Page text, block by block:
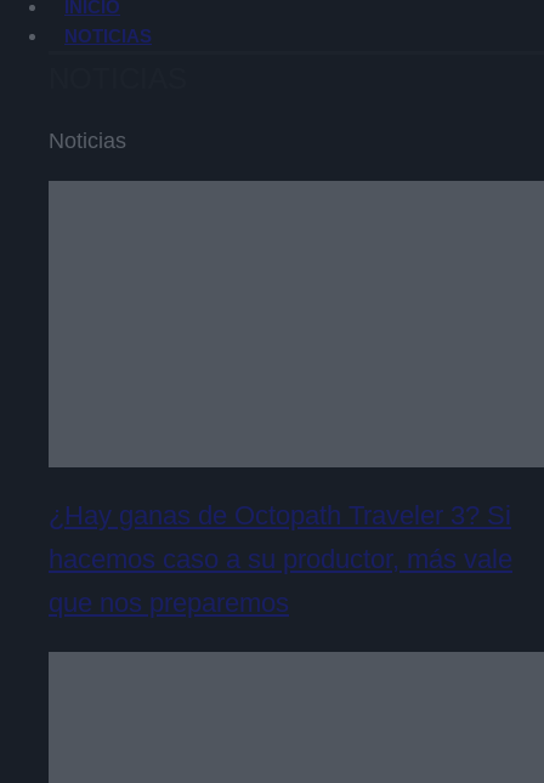
INICIO
NOTICIAS
Noticias
¿Hay ganas de Octopath Traveler 3? Si
hacemos caso a su productor, más vale
que nos preparemos